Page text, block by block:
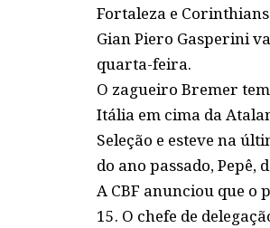
Fortaleza e
Gian Piero Gasperini
quarta-feira.
O zagueiro Bremer
Itália em cima da
Seleção e esteve na
do ano passado, Pepê,
A CBF anunciou que o
15. O chefe de